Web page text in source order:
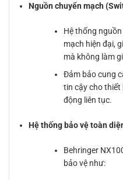
Nguồn chuyển mạch
Hệ thống
mạch hiện đại,
mà không làm
Đảm bảo cung
tin cậy cho thiết
động liên tục.
Hệ thống bảo vệ toàn
Behringer
bảo vệ như: